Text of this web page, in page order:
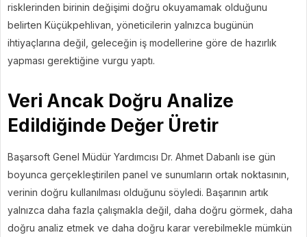
risklerinden birinin değişimi doğru okuyamamak olduğunu
belirten Küçükpehlivan, yöneticilerin yalnızca bugünün
ihtiyaçlarına değil, geleceğin iş modellerine göre de hazırlık
yapması gerektiğine vurgu yaptı.
Veri Ancak Doğru Analize
Edildiğinde Değer Üretir
Başarsoft Genel Müdür Yardımcısı Dr. Ahmet Dabanlı ise gün
boyunca gerçekleştirilen panel ve sunumların ortak noktasının,
verinin doğru kullanılması olduğunu söyledi. Başarının artık
yalnızca daha fazla çalışmakla değil, daha doğru görmek, daha
doğru analiz etmek ve daha doğru karar verebilmekle mümkün